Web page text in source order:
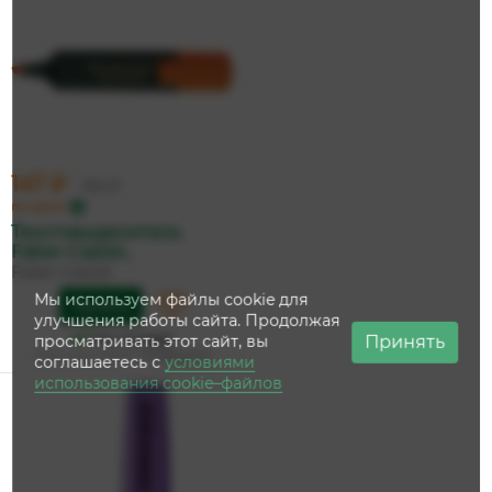
147 ₽
по карте
Текстовыделитель
Faber-Castel...
Купить
На складе
Дата доставки:14 августа
Мы используем файлы cookie для
улучшения работы сайта. Продолжая
просматривать этот сайт, вы
соглашаетесь сусловиями
использования cookie–файлов
Принять